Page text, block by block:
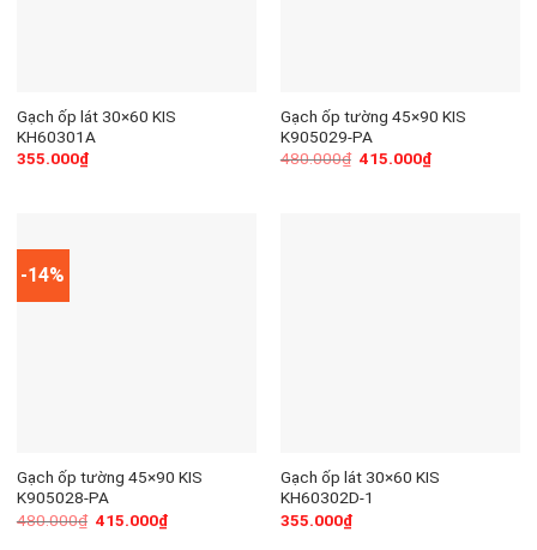
Gạch ốp lát 30×60 KIS
KH60301A
355.000₫
Gạch ốp tường 45×90 KIS
K905029-PA
480.000₫ 415.000₫
-14%
Gạch ốp tường 45×90 KIS
K905028-PA
480.000₫ 415.000₫
Gạch ốp lát 30×60 KIS
KH60302D-1
355.000₫